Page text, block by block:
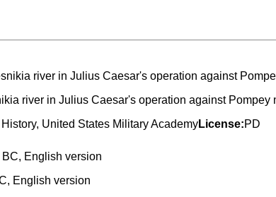
river in Julius Caesar's operation against Pompey
United States Military AcademyLicense:PD
English version